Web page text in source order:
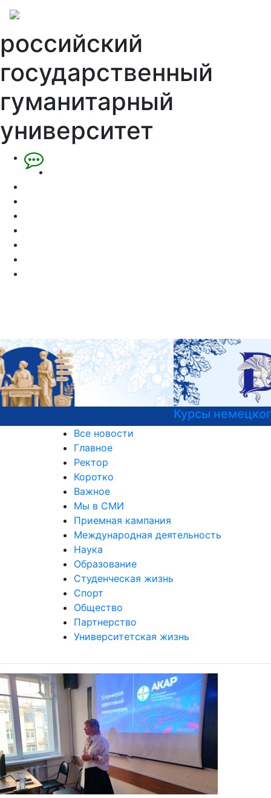
российский
государственный
гуманитарный
университет
Все новости
Главное
Ректор
Коротко
Важное
Мы в СМИ
Приемная кампания
Международная деятельность
Наука
Образование
Студенческая жизнь
Спорт
Общество
Партнерство
Университетская жизнь